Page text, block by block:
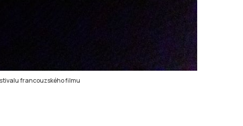
francouzského filmu